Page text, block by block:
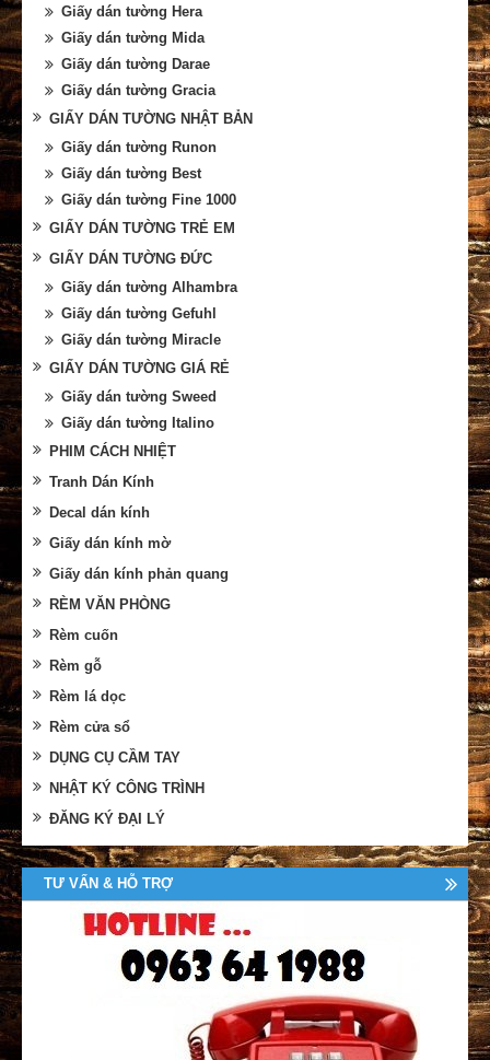
Giấy dán tường Hera
Giấy dán tường Mida
Giấy dán tường Darae
Giấy dán tường Gracia
GIẤY DÁN TƯỜNG NHẬT BẢN
Giấy dán tường Runon
Giấy dán tường Best
Giấy dán tường Fine 1000
GIẤY DÁN TƯỜNG TRẺ EM
GIẤY DÁN TƯỜNG ĐỨC
Giấy dán tường Alhambra
Giấy dán tường Gefuhl
Giấy dán tường Miracle
GIẤY DÁN TƯỜNG GIÁ RẺ
Giấy dán tường Sweed
Giấy dán tường Italino
PHIM CÁCH NHIỆT
Tranh Dán Kính
Decal dán kính
Giấy dán kính mờ
Giấy dán kính phản quang
RÈM VĂN PHÒNG
Rèm cuốn
Rèm gỗ
Rèm lá dọc
Rèm cửa sổ
DỤNG CỤ CẦM TAY
NHẬT KÝ CÔNG TRÌNH
ĐĂNG KÝ ĐẠI LÝ
TƯ VẤN & HỖ TRỢ